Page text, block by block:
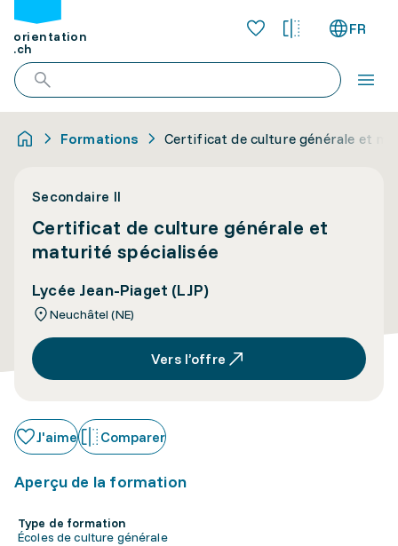
orientation
.ch
FR
Formations Certificat de culture générale et
Secondaire II
Certificat de culture générale et
maturité spécialisée
Lycée Jean-Piaget (LJP)
Neuchâtel (NE)
Vers l’offre
J'aime Comparer
Aperçu de la formation
Type de formation
Écoles de culture générale